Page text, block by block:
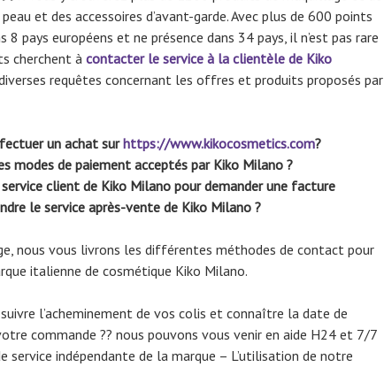
et des accessoires d’avant-garde. Avec plus de 600 points
8 pays européens et ne présence dans 34 pays, il n’est pas rare
cherchent à contacter le service à la clientèle de Kiko
requêtes concernant les offres et produits proposés par
un achat surhttps://www.kikocosmetics.com?
modes de paiement acceptés par Kiko Milano ?
client de Kiko Milano pour demander une facture
le service après-vente de Kiko Milano ?
nous vous livrons les différentes méthodes de contact pour
italienne de cosmétique Kiko Milano.
l’acheminement de vos colis et connaître la date de
commande ?? nous pouvons vous venir en aide H24 et 7/7
service indépendante de la marque – L’utilisation de notre